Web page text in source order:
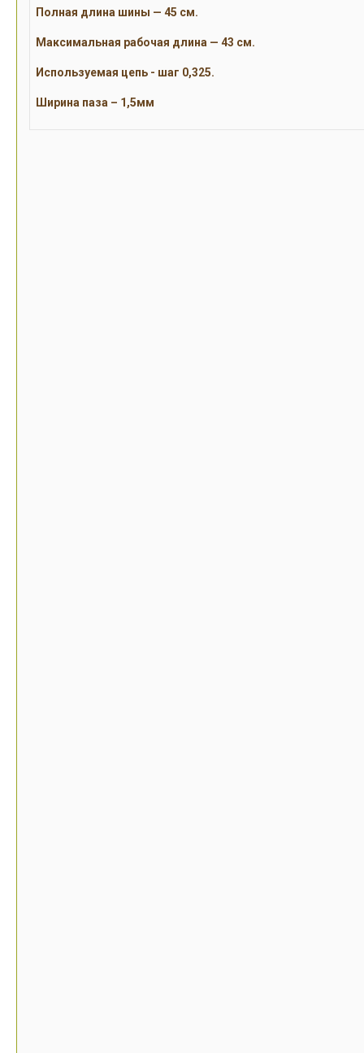
Полная длина шины — 45 см.
Максимальная рабочая длина — 43 см.
Используемая цепь - шаг 0,325.
Ширина паза – 1,5мм